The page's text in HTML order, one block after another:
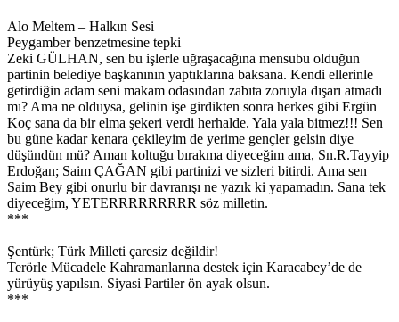
Alo Meltem – Halkın Sesi
Peygamber benzetmesine tepki
Zeki GÜLHAN, sen bu işlerle uğraşacağına mensubu olduğun
partinin belediye başkanının yaptıklarına baksana. Kendi ellerinle
getirdiğin adam seni makam odasından zabıta zoruyla dışarı atmadı
mı? Ama ne olduysa, gelinin işe girdikten sonra herkes gibi Ergün
Koç sana da bir elma şekeri verdi herhalde. Yala yala bitmez!!! Sen
bu güne kadar kenara çekileyim de yerime gençler gelsin diye
düşündün mü? Aman koltuğu bırakma diyeceğim ama, Sn.R.Tayyip
Erdoğan; Saim ÇAĞAN gibi partinizi ve sizleri bitirdi. Ama sen
Saim Bey gibi onurlu bir davranışı ne yazık ki yapamadın. Sana tek
diyeceğim, YETERRRRRRRRR söz milletin.
***
Şentürk; Türk Milleti çaresiz değildir!
Terörle Mücadele Kahramanlarına destek için Karacabey’de de
yürüyüş yapılsın. Siyasi Partiler ön ayak olsun.
***